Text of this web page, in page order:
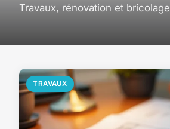
Travaux, rénovation et bricolage
TRAVAUX